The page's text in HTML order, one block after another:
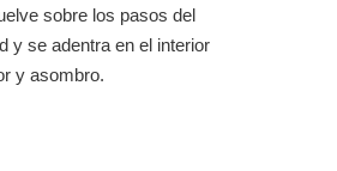
sobre los pasos del
y se adentra en el interior
y asombro.